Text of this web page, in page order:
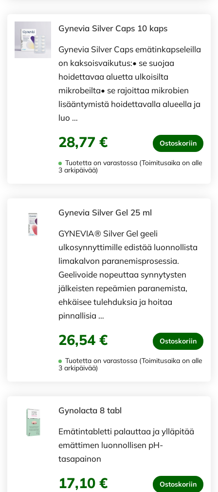
Gynevia Silver Caps 10 kaps
Gynevia Silver Caps emätinkapseleilla
on kaksoisvaikutus:• se suojaa
hoidettavaa aluetta ulkoisilta
mikrobeilta• se rajoittaa mikrobien
lisääntymistä hoidettavalla alueella ja
luo …
28,77 € Ostoskoriin
Tuotetta on varastossa (Toimitusaika on alle
3 arkipäivää)
Gynevia Silver Gel 25 ml
GYNEVIA® Silver Gel geeli
ulkosynnyttimille edistää luonnollista
limakalvon paranemisprosessia.
Geelivoide nopeuttaa synnytysten
jälkeisten repeämien paranemista,
ehkäisee tulehduksia ja hoitaa
pinnallisia …
26,54 € Ostoskoriin
Tuotetta on varastossa (Toimitusaika on alle
3 arkipäivää)
Gynolacta 8 tabl
Emätintabletti palauttaa ja ylläpitää
emättimen luonnollisen pH-
tasapainon
17,10 € Ostoskoriin